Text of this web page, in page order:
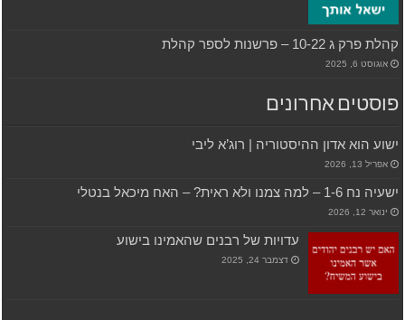
קהלת פרק ג 10-22 – פרשנות לספר קהלת
אוגוסט 6, 2025
פוסטים אחרונים
ישוע הוא אדון ההיסטוריה | רוג’א ליבי
אפריל 13, 2026
ישעיה נח 1-6 – למה צמנו ולא ראית? – האח מיכאל בנטלי
ינואר 12, 2026
עדויות של רבנים שהאמינו בישוע
דצמבר 24, 2025